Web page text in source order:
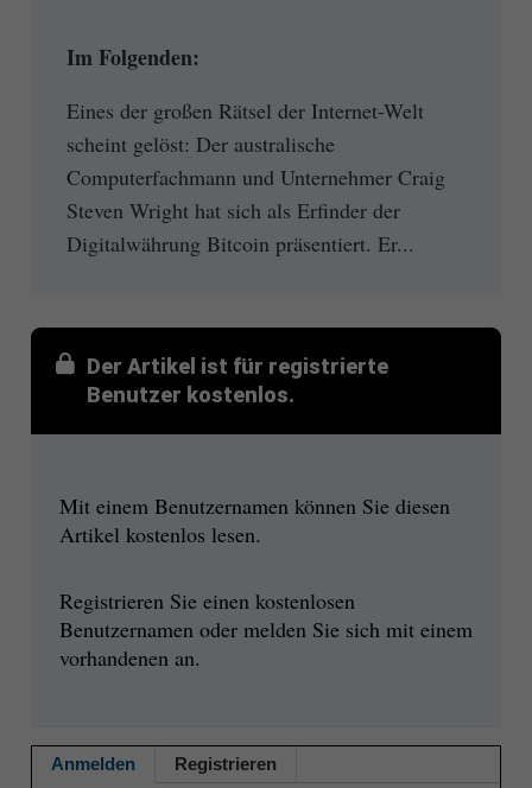
Im Folgenden:
Eines der großen Rätsel der Internet-Welt
scheint gelöst: Der australische
Computerfachmann und Unternehmer Craig
Steven Wright hat sich als Erfinder der
Digitalwährung Bitcoin präsentiert. Er...
Der Artikel ist für registrierte
Benutzer kostenlos.
Mit einem Benutzernamen können Sie diesen
Artikel kostenlos lesen.
Registrieren Sie einen kostenlosen
Benutzernamen oder melden Sie sich mit einem
vorhandenen an.
Anmelden Registrieren